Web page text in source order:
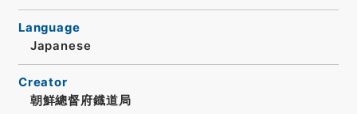
Language
Japanese
Creator
朝鮮總督府鐡道局